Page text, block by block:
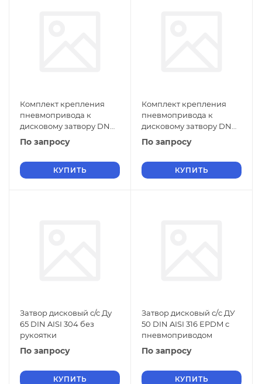
Комплект крепления
пневмопривода к
дисковому затвору DN
50
По запросу
КУПИТЬ
Комплект крепления
пневмопривода к
дисковому затвору DN
40
По запросу
КУПИТЬ
Затвор дисковый с/с Ду
65 DIN AISI 304 без
рукоятки
По запросу
КУПИТЬ
Затвор дисковый с/c ДУ
50 DIN AISI 316 EPDM с
пневмоприводом
По запросу
КУПИТЬ